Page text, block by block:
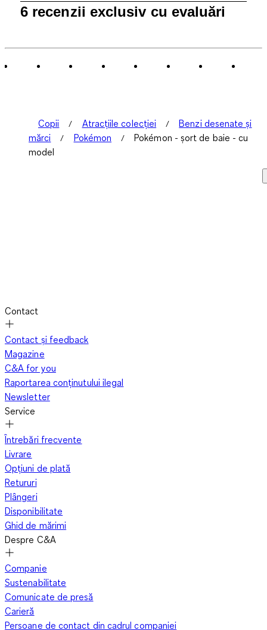
0
6 recenzii exclusiv cu evaluări
Copii Atracțiile colecției
Benzi desenate și
mărci
Pokémon
Pokémon - șort de baie - cu
model
Contact
Contact și feedback
Magazine
C&A for you
Raportarea conținutului ilegal
Newsletter
Service
Întrebări frecvente
Livrare
Opțiuni de plată
Retururi
Plângeri
Disponibilitate
Ghid de mărimi
Despre C&A
Companie
Sustenabilitate
Comunicate de presă
Carieră
Persoane de contact din cadrul companiei